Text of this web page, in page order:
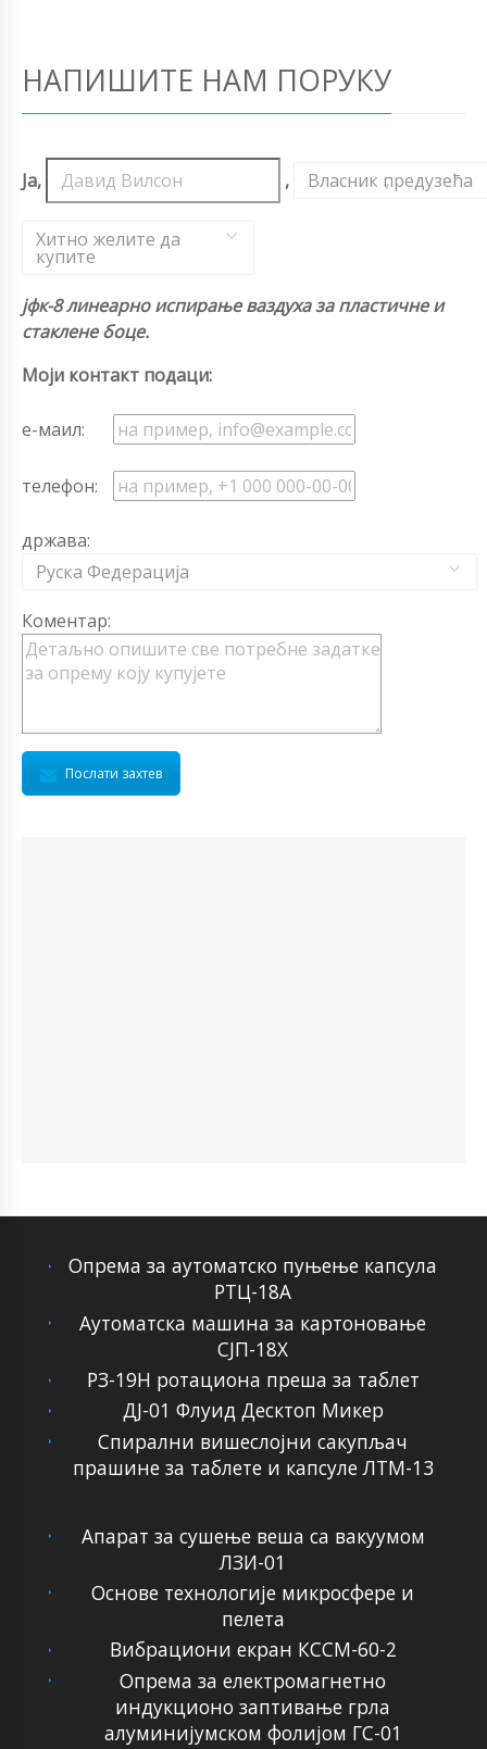
НАПИШИТЕ НАМ ПОРУКУ
Ја, , Власник предузећа
,
Хитно желите да
купите
јфк-8 линеарно испирање ваздуха за пластичне и
стаклене боце.
Моји контакт подаци:
е-маил:
телефон:
држава:
Руска Федерација
Коментар:
Послати захтев
Опрема за аутоматско пуњење капсула
РТЦ-18А
Аутоматска машина за картоновање
СЈП-18Х
РЗ-19Н ротациона преша за таблет
ДЈ-01 Флуид Десктоп Микер
Спирални вишеслојни сакупљач
прашине за таблете и капсуле ЛТМ-13
Апарат за сушење веша са вакуумом
ЛЗИ-01
Основе технологије микросфере и
пелета
Вибрациони екран КССМ-60-2
Опрема за електромагнетно
индукционо заптивање грла
алуминијумском фолијом ГС-01